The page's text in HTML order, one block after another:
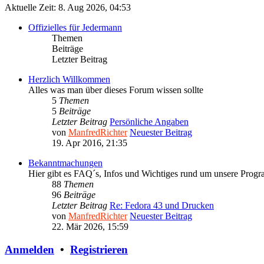
Aktuelle Zeit: 8. Aug 2026, 04:53
Offizielles für Jedermann
Themen
Beiträge
Letzter Beitrag
Herzlich Willkommen
Alles was man über dieses Forum wissen sollte
5 Themen
5 Beiträge
Letzter Beitrag Persönliche Angaben
von ManfredRichter Neuester Beitrag
19. Apr 2016, 21:35
Bekanntmachungen
Hier gibt es FAQ´s, Infos und Wichtiges rund um unsere
88 Themen
96 Beiträge
Letzter Beitrag Re: Fedora 43 und Drucken
von ManfredRichter Neuester Beitrag
22. Mär 2026, 15:59
Anmelden • Registrieren